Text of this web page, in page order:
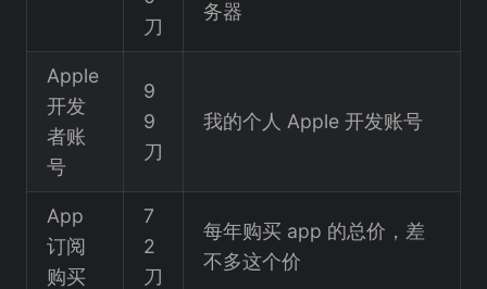
刀
务器
Apple
开发
者账
号
9
9
刀
我的个人 Apple 开发账号
App
订阅
购买
7
2
刀
每年购买 app 的总价，差
不多这个价